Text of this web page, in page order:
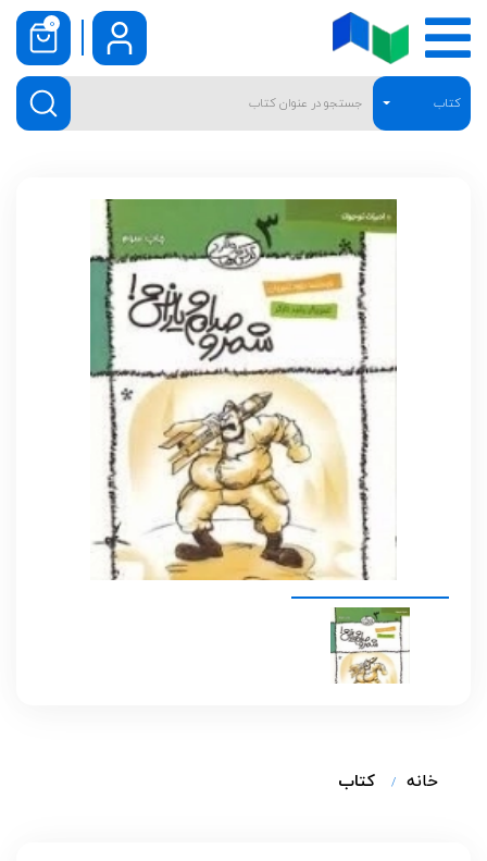
کتاب
0
خانه کتاب